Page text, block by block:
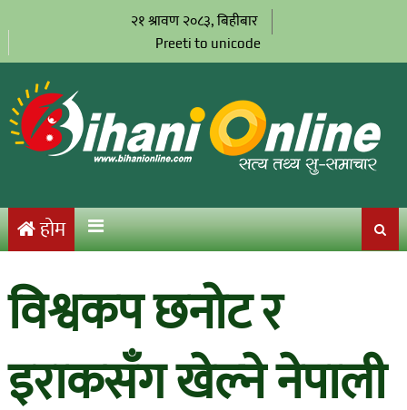
२१ श्रावण २०८३, बिहीबार
Preeti to unicode
होम
विश्वकप छनोट र
इराकसँग खेल्ने नेपाली